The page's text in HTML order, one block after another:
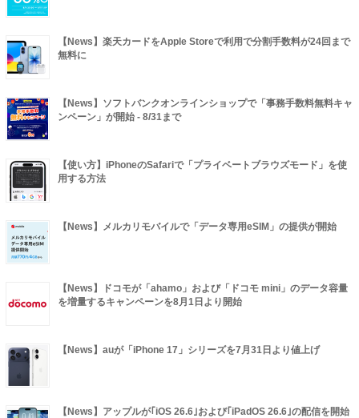
【News】楽天カードをApple Storeで利用で分割手数料が24回まで
無料に
【News】ソフトバンクオンラインショップで「事務手数料無料キャ
ンペーン」が開始 - 8/31まで
【使い方】iPhoneのSafariで「プライベートブラウズモード」を使
用する方法
【News】メルカリモバイルで「データ専用eSIM」の提供が開始
【News】ドコモが「ahamo」および「ドコモ mini」のデータ容量
を増量するキャンペーンを8月1日より開始
【News】auが「iPhone 17」シリーズを7月31日より値上げ
【News】アップルが｢iOS 26.6｣および｢iPadOS 26.6｣の配信を開始